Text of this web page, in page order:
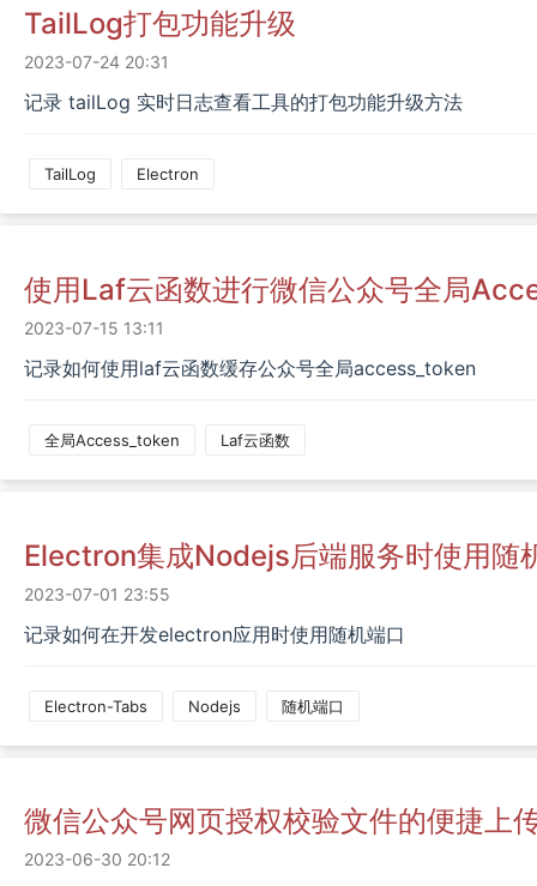
TailLog打包功能升级
2023-07-24 20:31
记录 tailLog 实时日志查看工具的打包功能升级方法
TailLog Electron
使用laf云函数进行微信公众号全局
2023-07-15 13:11
记录如何使用laf云函数缓存公众号全局access_token
全局access_token Laf云函数
Electron集成nodejs后端服务时使用随
2023-07-01 23:55
记录如何在开发electron应用时使用随机端口
Electron-Tabs Nodejs 随机端口
微信公众号网页授权校验文件的便捷上
2023-06-30 20:12